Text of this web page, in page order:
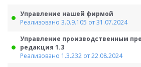
Управление нашей фирмой
Реализовано 3.0.9.105 от 31.07.2024
Управление производственным
редакция 1.3
Реализовано 1.3.232 от 22.08.2024